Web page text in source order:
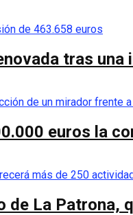
tras
euros la
La Patrona,